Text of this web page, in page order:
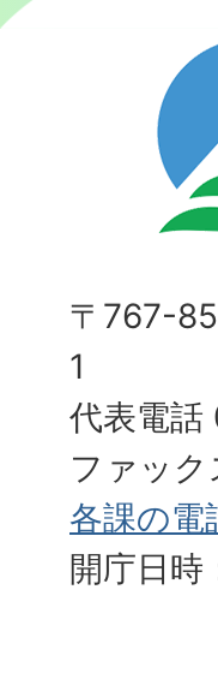
〒767-
1
代表電
ファッ
各課の電
開庁日時